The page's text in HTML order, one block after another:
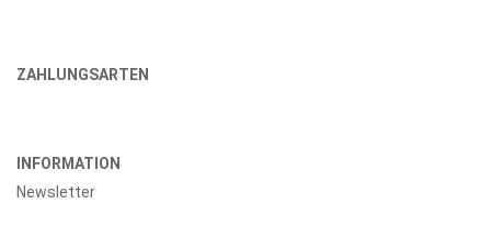
ZAHLUNGSARTEN
INFORMATION
Newsletter